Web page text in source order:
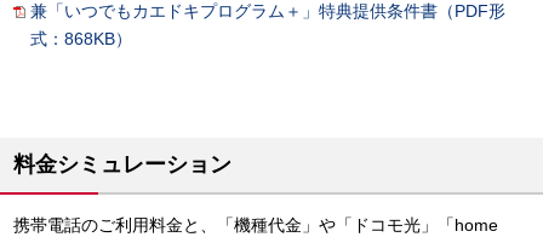
兼「いつでもカエドキプログラム＋」特典提供条件書（PDF形
式：868KB）
料金シミュレーション
携帯電話のご利用料金と、「機種代金」や「ドコモ光」「home